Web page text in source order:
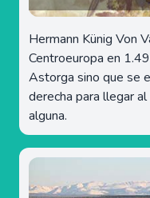
Hermann Künig Von
Centroeuropa en
Astorga sino que se
derecha para llegar
alguna.